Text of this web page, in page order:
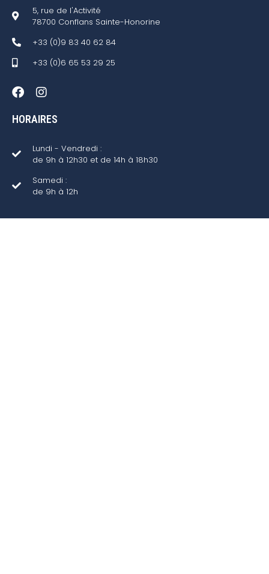
5, rue de l'Activité
78700 Conflans Sainte-Honorine
+33 (0)9 83 40 62 84
+33 (0)6 65 53 29 25
HORAIRES
Lundi - Vendredi :
de 9h à 12h30 et de 14h à 18h30
Samedi :
de 9h à 12h